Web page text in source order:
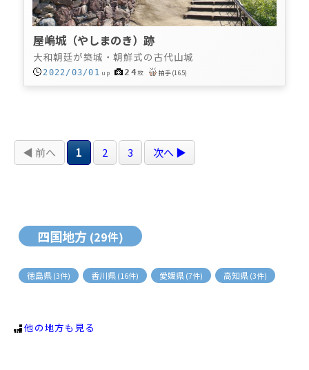
屋嶋城（やしまのき）跡
大和朝廷が築城・朝鮮式の古代山城
2022/03/01 up 24枚 拍手(165)
◀ 前へ 1 2 3 次へ ▶
四国地方 (29件)
徳島県(3件) 香川県(16件) 愛媛県(7件) 高知県(3件)
他の地方も見る